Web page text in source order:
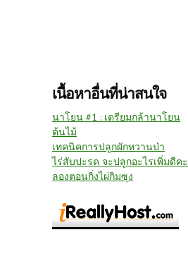
เนื้อหาอื่นที่น่าสนใจ
นาโยน #1 : เตรียมกล้านาโยน
ต้นไม้
เทคนิคการปลูกผักหวานป่า
ไร่สับปะรด จะปลูกอะไรเพิ่มดีคะ
ลองตอนกิ่งไผ่กิมซุง